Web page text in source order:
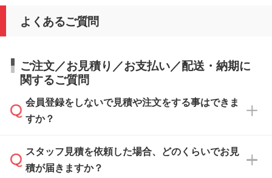
よくあるご質問
ご注文／お見積り／お支払い／配送・納期に
関するご質問
会員登録をしないで見積や注文をする事はできま
すか？
可能です。見積・注文フォームにて『ゲストの
まま進む』ボタンからお進みのうえ、ご依頼く
スタッフ見積を依頼した場合、どのくらいでお見
積が届きますか？